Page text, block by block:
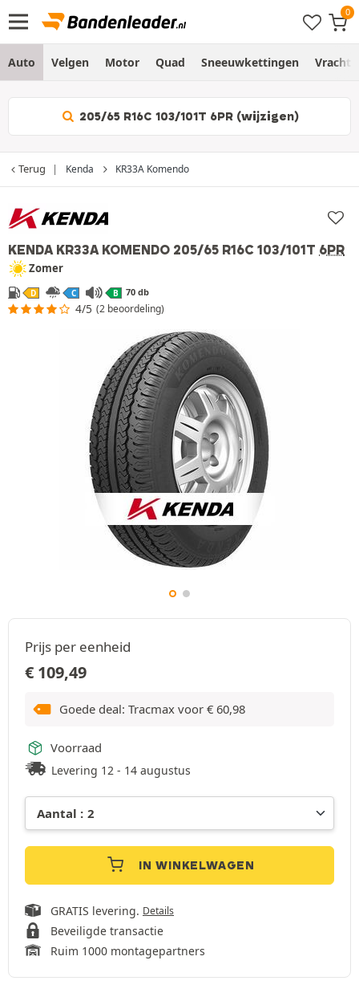
Auto Velgen Motor Quad Sneeuwkettingen
205/65 R16C 103/101T 6PR (wijzigen)
Terug Kenda KR33A Komendo
KENDA KR33A KOMENDO 205/65 R16C 103/101T 6PR
Zomer
D C B 70 db
4/5 (2 beoordeling)
Prijs per eenheid
€ 109,49
Goede deal: Tracmax voor € 60,98
Voorraad
Levering 12 - 14 augustus
IN WINKELWAGEN
GRATIS levering. Details
Beveiligde transactie
Ruim 1000 montagepartners